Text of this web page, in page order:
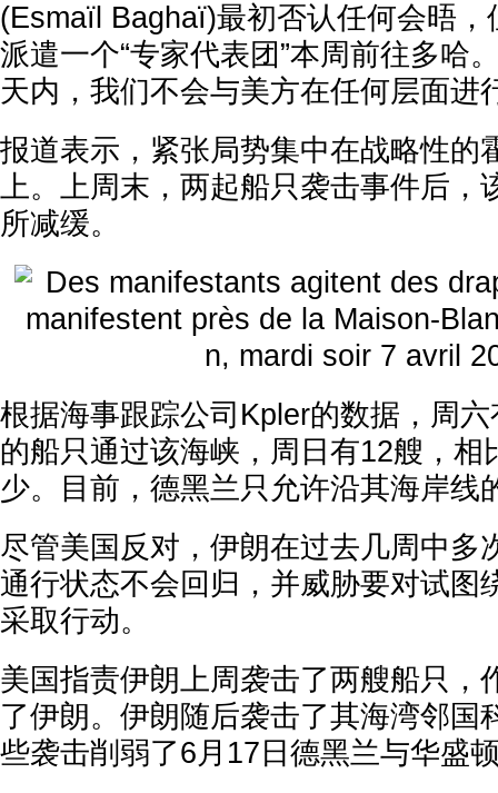
(Esmaïl Baghaï)最初否认任何会晤，
派遣一个“专家代表团”本周前往多哈
天内，我们不会与美方在任何层面进
报道表示，紧张局势集中在战略性的
上。上周末，两起船只袭击事件后，
所减缓。
根据海事跟踪公司Kpler的数据，周
的船只通过该海峡，周日有12艘，相
少。目前，德黑兰只允许沿其海岸线
尽管美国反对，伊朗在过去几周中多
通行状态不会回归，并威胁要对试图
采取行动。
美国指责伊朗上周袭击了两艘船只，
了伊朗。伊朗随后袭击了其海湾邻国
些袭击削弱了6月17日德黑兰与华盛